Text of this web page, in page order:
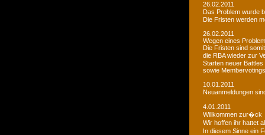
26.02.2011
Das Problem wurde
Die Fristen werden
26.02.2011
Wegen eines
Die Fristen sind
die RBA wieder zur
Starten neuer Battles
sowie
10.01.2011
Neuanmeldungen
4.01.2011
Willkommen zur�ck
Wir hoffen ihr hattet
In diesem Sinne ein